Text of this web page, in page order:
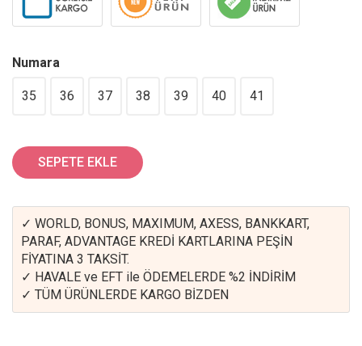
Numara
35 36 37 38 39 40 41
SEPETE EKLE
✓ WORLD, BONUS, MAXIMUM, AXESS, BANKKART,
PARAF, ADVANTAGE KREDİ KARTLARINA PEŞİN
FİYATINA 3 TAKSİT.
✓ HAVALE ve EFT ile ÖDEMELERDE %2 İNDİRİM
✓ TÜM ÜRÜNLERDE KARGO BİZDEN